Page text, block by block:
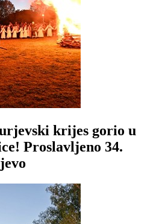
krijes gorio u
Proslavljeno 34.